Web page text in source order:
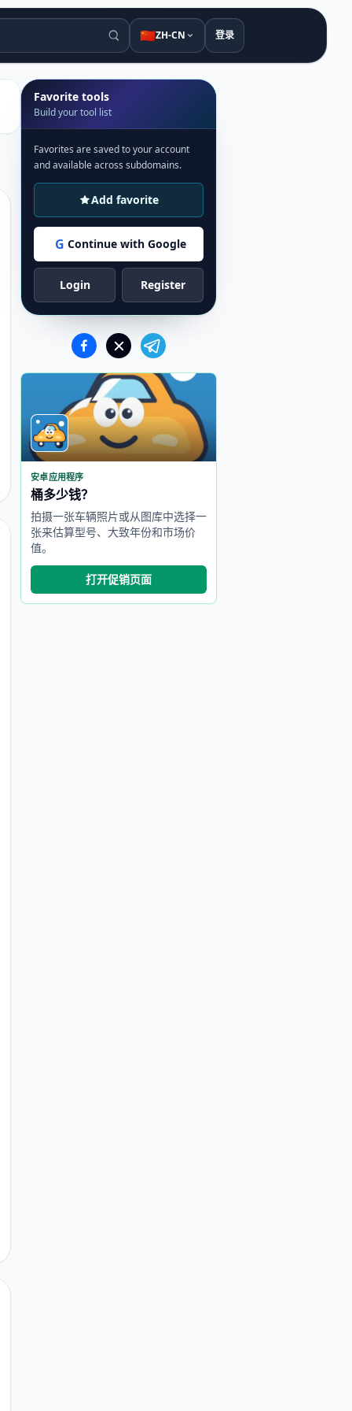
🇨🇳ZH-CN 登录
Favorite tools
Build your tool list
Favorites are saved to your account
and available across subdomains.
Add favorite
G Continue with Google
Login Register
安卓应用程序
桶多少钱？
拍摄一张车辆照片或从图库中选择一
张来估算型号、大致年份和市场价
值。
打开促销页面